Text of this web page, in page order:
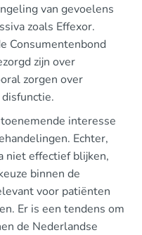
van gevoelens
zoals Effexor.
Consumentenbond
zijn over
zorgen over
interesse
Echter,
niet effectief blijken,
binnen de
voor patiënten
Er is een tendens om
de Nederlandse